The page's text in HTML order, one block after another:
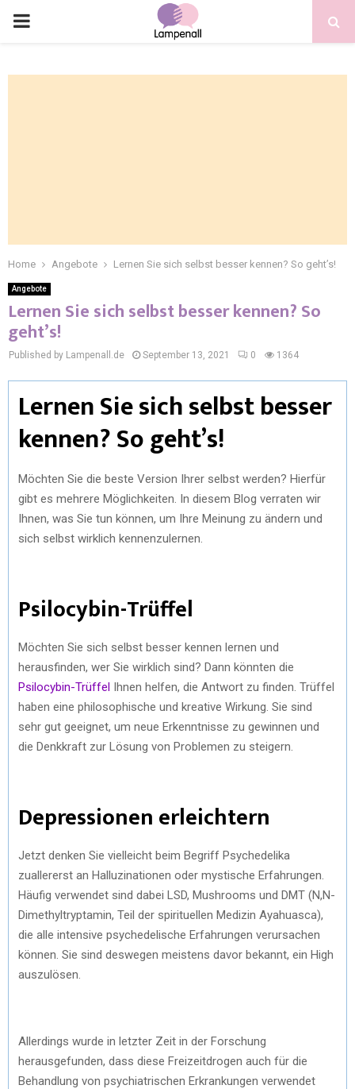
Home Angebote Lernen Sie sich selbst besser kennen? So geht’s!
Angebote
Lernen Sie sich selbst besser kennen? So
geht’s!
Published by Lampenall.de September 13, 2021 0 1364
Lernen Sie sich selbst besser
kennen? So geht’s!
Möchten Sie die beste Version Ihrer selbst werden? Hierfür
gibt es mehrere Möglichkeiten. In diesem Blog verraten wir
Ihnen, was Sie tun können, um Ihre Meinung zu ändern und
sich selbst wirklich kennenzulernen.
Psilocybin-Trüffel
Möchten Sie sich selbst besser kennen lernen und
herausfinden, wer Sie wirklich sind? Dann könnten die
Psilocybin-Trüffel Ihnen helfen, die Antwort zu finden. Trüffel
haben eine philosophische und kreative Wirkung. Sie sind
sehr gut geeignet, um neue Erkenntnisse zu gewinnen und
die Denkkraft zur Lösung von Problemen zu steigern.
Depressionen erleichtern
Jetzt denken Sie vielleicht beim Begriff Psychedelika
zuallererst an Halluzinationen oder mystische Erfahrungen.
Häufig verwendet sind dabei LSD, Mushrooms und DMT (N,N-
Dimethyltryptamin, Teil der spirituellen Medizin Ayahuasca),
die alle intensive psychedelische Erfahrungen verursachen
können. Sie sind deswegen meistens davor bekannt, ein High
auszulösen.
Allerdings wurde in letzter Zeit in der Forschung
herausgefunden, dass diese Freizeitdrogen auch für die
Behandlung von psychiatrischen Erkrankungen verwendet